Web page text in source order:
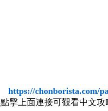
https://chonborista.com/
點擊上面連接可觀看中文